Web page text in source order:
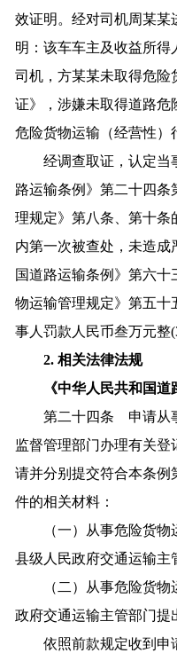
效证明。经对司机周某某
明：该车车主及收益所得
司机，方某某未取得危险
证》，涉嫌未取得道路危
危险货物运输（经营性）
经调查取证，认定当
路运输条例》第二十四条
理规定》第八条、第十条
内第一次被查处，未造成
国道路运输条例》第六
物运输管理规定》第五十
事人罚款人民币叁万元整
2.相关法律法规
《中华人民共和国道
第二十四条 申请从事
监督管理部门办理有关登
请并分别提交符合本条例
件的相关材料：
（一）从事危险货物
县级人民政府交通运输主
（二）从事危险货物
政府交通运输主管部门提
依照前款规定收到申